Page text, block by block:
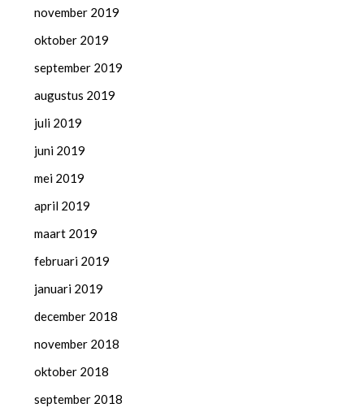
november 2019
oktober 2019
september 2019
augustus 2019
juli 2019
juni 2019
mei 2019
april 2019
maart 2019
februari 2019
januari 2019
december 2018
november 2018
oktober 2018
september 2018